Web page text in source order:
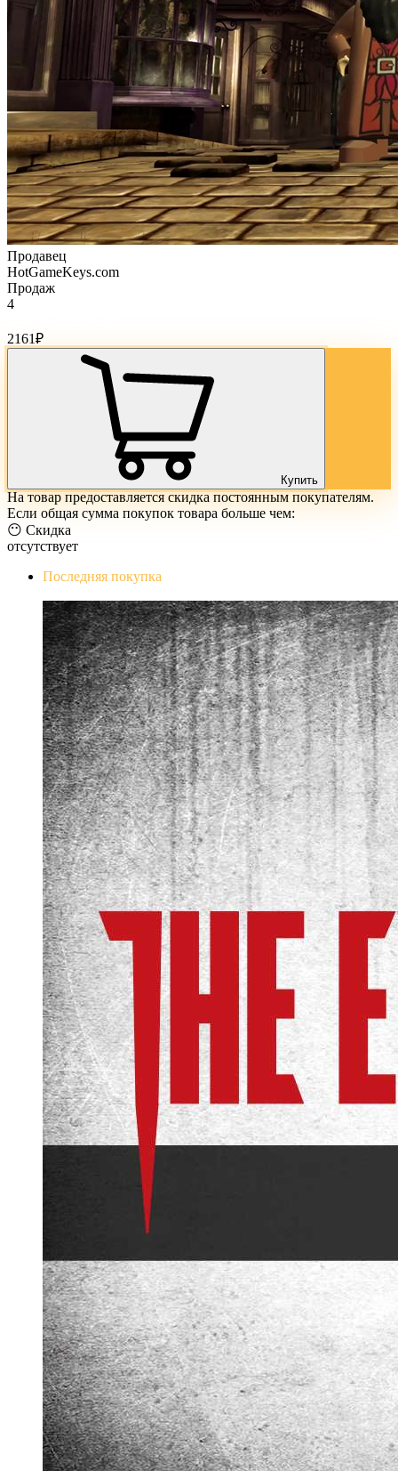
Продавец
HotGameKeys.com
Продаж
4
2161₽
Купить
На товар предоставляется скидка постоянным покупателям.
Если общая сумма покупок товара больше чем:
😶 Скидка
отсутствует
Последняя покупка